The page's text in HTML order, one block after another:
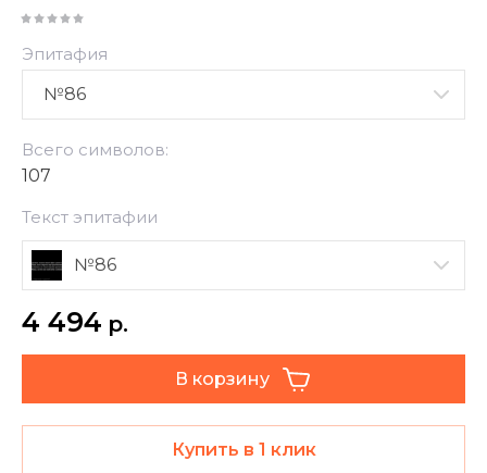
Эпитафия
Всего символов:
107
Текст эпитафии
№86
4 494 р.
В корзину
Купить в 1 клик